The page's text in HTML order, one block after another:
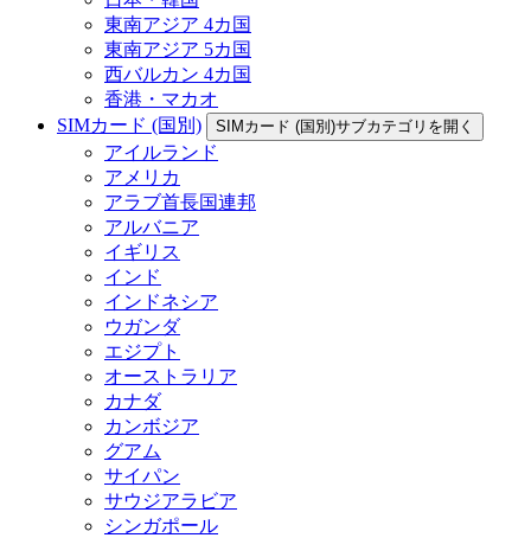
東南アジア 4カ国
東南アジア 5カ国
西バルカン 4カ国
香港・マカオ
SIMカード (国別)
SIMカード (国別)サブカテゴリを開く
アイルランド
アメリカ
アラブ首長国連邦
アルバニア
イギリス
インド
インドネシア
ウガンダ
エジプト
オーストラリア
カナダ
カンボジア
グアム
サイパン
サウジアラビア
シンガポール